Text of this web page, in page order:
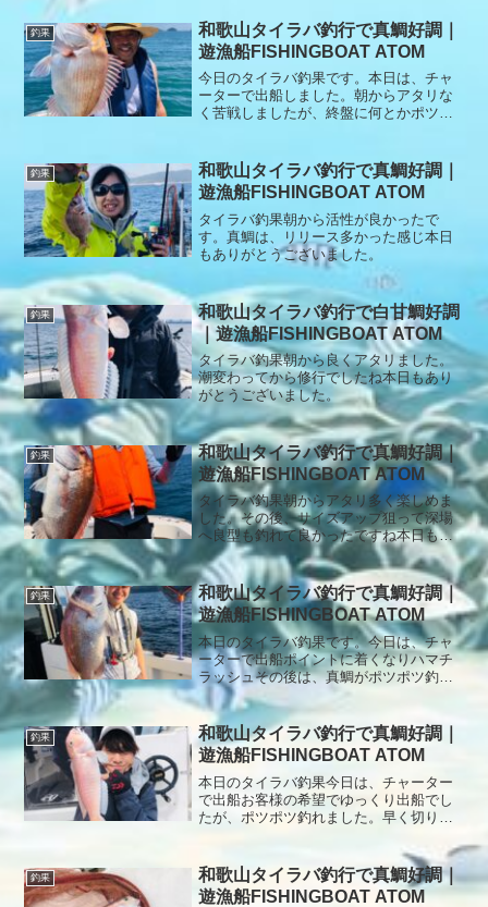
釣果
和歌山タイラバ釣行で真鯛好調｜
遊漁船FISHINGBOAT ATOM
今日のタイラバ釣果です。本日は、チャ
ーターで出船しました。朝からアタリな
く苦戦しましたが、終盤に何とかポツポ
た。
釣果
和歌山タイラバ釣行で真鯛好調｜
遊漁船FISHINGBOAT ATOM
タイラバ釣果朝から活性が良かったで
す。真鯛は、リリース多かった感じ本日
もありがとうございました。
釣果
和歌山タイラバ釣行で白甘鯛好調
｜遊漁船FISHINGBOAT ATOM
タイラバ釣果朝から良くアタリました。
潮変わってから修行でしたね本日もあり
がとうございました。
釣果
和歌山タイラバ釣行で真鯛好調｜
遊漁船FISHINGBOAT ATOM
タイラバ釣果朝からアタリ多く楽しめま
した。その後、サイズアップ狙って深場
へ良型も釣れて良かったですね本日もあ
りがとうございました。
釣果
和歌山タイラバ釣行で真鯛好調｜
遊漁船FISHINGBOAT ATOM
本日のタイラバ釣果です。今日は、チャ
ーターで出船ポイントに着くなりハマチ
ラッシュその後は、真鯛がポツポツ釣れ
てましたが、アタリ少なかったですね本
日もありがとうございました。
釣果
和歌山タイラバ釣行で真鯛好調｜
遊漁船FISHINGBOAT ATOM
本日のタイラバ釣果今日は、チャーター
で出船お客様の希望でゆっくり出船でし
たが、ポツポツ釣れました。早く切り上
したが、見事に幻を釣り上げました。本
日もありがとうございました。
釣果
和歌山タイラバ釣行で真鯛好調｜
遊漁船FISHINGBOAT ATOM